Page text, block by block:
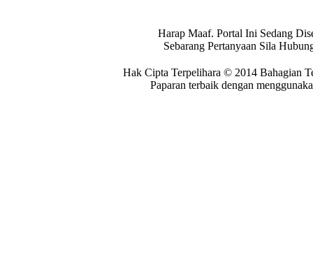
Harap Maaf. Portal Ini Sedang
Sebarang Pertanyaan Sila
Hak Cipta Terpelihara © 2014 Bahagian
Paparan terbaik dengan